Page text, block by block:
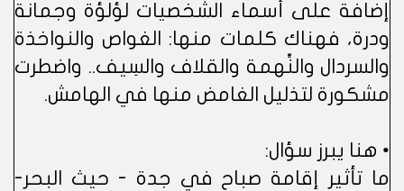
إضافة على أسماء الشخصيات لؤلؤة وجمانة
ودرة، فهناك كلمات منها: الغواص والنواخذة
والسردال والنِّهمة والقلاف والسِيف.. واضطرت
مشكورة لتذليل الغامض منها في الهامش.
• هنا يبرز سؤال:
ما تأثير إقامة صباح في جدة - حيث البحر-